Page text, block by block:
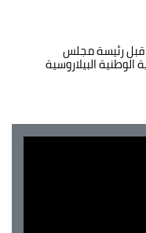
رئيسة مجلس
البيلاروسية